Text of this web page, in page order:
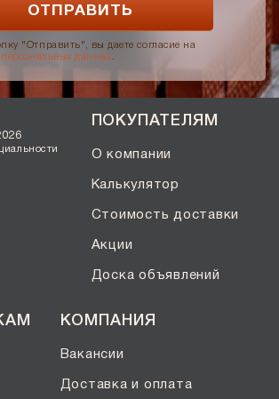
"Отправить", вы даете согласие на
персональных данных .
ПОКУПАТЕЛЯМ
О компании
Калькулятор
Стоимость доставки
Акции
Доска объявлений
КОМПАНИЯ
Вакансии
Доставка и оплата